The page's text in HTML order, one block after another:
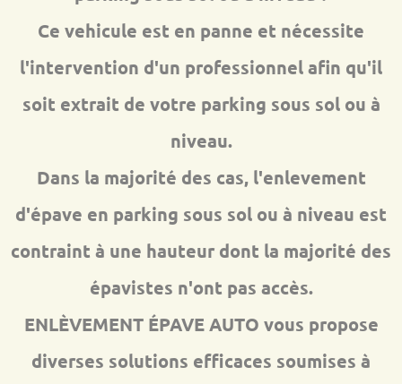
Ce vehicule est en panne et nécessite
l'intervention d'un professionnel afin qu'il
soit extrait de votre parking sous sol ou à
niveau.
Dans la majorité des cas, l'enlevement
d'épave en parking sous sol ou à niveau est
contraint à une hauteur dont la majorité des
épavistes n'ont pas accès.
ENLÈVEMENT ÉPAVE AUTO vous propose
diverses solutions efficaces soumises à